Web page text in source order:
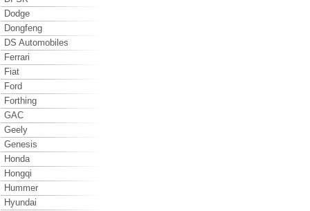
Dodge
Dongfeng
DS Automobiles
Ferrari
Fiat
Ford
Forthing
GAC
Geely
Genesis
Honda
Hongqi
Hummer
Hyundai